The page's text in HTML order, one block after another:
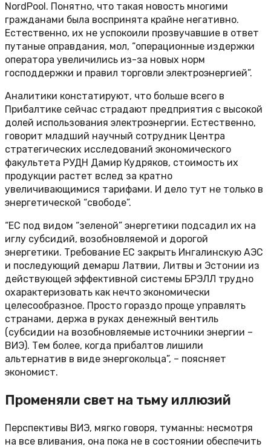
NordPool. Понятно, что такая новость многими
гражданами была воспринята крайне негативно.
Естественно, их не успокоили прозвучавшие в ответ
путаные оправдания, мол, “операционные издержки
оператора увеличились из-за новых норм
господдержки и правил торговли электроэнергией”.
Аналитики констатируют, что больше всего в
Прибалтике сейчас страдают предприятия с высокой
долей использования электроэнергии. Естественно,
говорит младший научный сотрудник Центра
стратегических исследований экономического
факультета РУДН Дамир Кудряков, стоимость их
продукции растет вслед за кратно
увеличивающимися тарифами. И дело тут не только в
энергетической “свободе”.
“ЕС под видом “зеленой” энергетики подсадил их на
иглу субсидий, возобновляемой и дорогой
энергетики. Требование ЕС закрыть Ингалинскую АЭС
и последующий демарш Латвии, Литвы и Эстонии из
действующей эффективной системы БРЭЛЛ трудно
охарактеризовать как нечто экономически
целесообразное. Просто гораздо проще управлять
странами, держа в руках денежный вентиль
(субсидии на возобновляемые источники энергии –
ВИЭ). Тем более, когда прибалтов лишили
альтернатив в виде энергокольца”, – поясняет
экономист.
Променяли свет на тьму иллюзий
Перспективы ВИЭ, мягко говоря, туманны: несмотря
на все вливания, она пока не в состоянии обеспечить